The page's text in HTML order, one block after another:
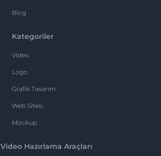
Blog
Kategoriler
Video
Logo
Grafik Tasarım
Web Sitesi
Mockup
Video Hazırlama Araçları